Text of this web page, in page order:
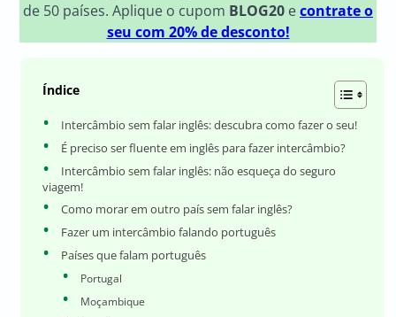
de 50 países. Aplique o cupom BLOG20 econtrate o
seu com 20% de desconto!
Índice
Intercâmbio sem falar inglês: descubra como fazer o seu!
É preciso ser fluente em inglês para fazer intercâmbio?
Intercâmbio sem falar inglês: não esqueça do seguro
viagem!
Como morar em outro país sem falar inglês?
Fazer um intercâmbio falando português
Países que falam português
Portugal
Moçambique